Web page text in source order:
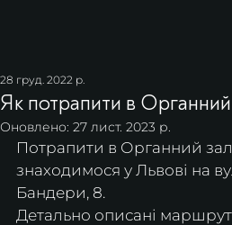
Як потрапити в
28 груд. 2022 р.
Оновлено: 27 лист. 2023 р.
Потрапити в Органний
знаходимося у Львові на
Бандери, 8.
Детально описані